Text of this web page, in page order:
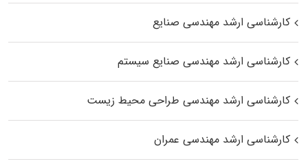
کارشناسی ارشد مهندسی صنایع
کارشناسی ارشد مهندسی صنایع سیستم
کارشناسی ارشد مهندسی طراحی محیط زیست
کارشناسی ارشد مهندسی عمران